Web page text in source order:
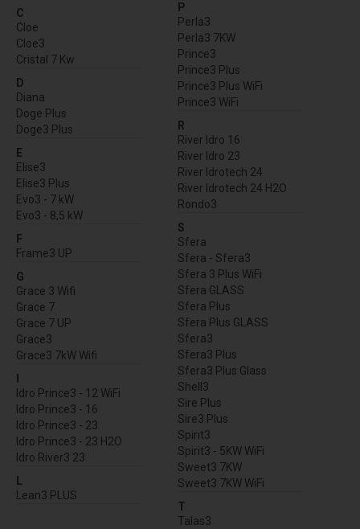
C
Cloe
Cloe3
Cristal 7 Kw
D
Diana
Doge Plus
Doge3 Plus
E
Elise3
Elise3 Plus
Evo3 - 7 kW
Evo3 - 8,5 kW
F
Frame3 UP
G
Grace 3 Wifi
Grace 7
Grace 7 UP
Grace3
Grace3 7kW Wifi
Idro Prince3 - 12 WiFi
Idro Prince3 - 16
Idro Prince3 - 23
Idro Prince3 - 23 H2O
Idro River3 23
L
Lean3 PLUS
P
Perla3
Perla3 7KW
Prince3
Prince3 Plus
Prince3 Plus WiFi
Prince3 WiFi
R
River Idro 16
River Idro 23
River Idrotech 24
River Idrotech 24 H2O
Rondo3
S
Sfera
Sfera - Sfera3
Sfera 3 Plus WiFi
Sfera GLASS
Sfera Plus
Sfera Plus GLASS
Sfera3
Sfera3 Plus
Sfera3 Plus Glass
Shell3
Sire Plus
Sire3 Plus
Spirit3
Spirit3 - 5KW WiFi
Sweet3 7KW
Sweet3 7KW WiFi
T
Talas3